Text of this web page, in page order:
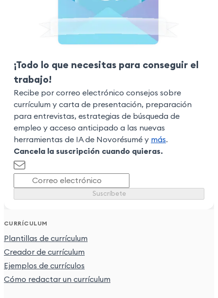
¡Todo lo que necesitas para conseguir el
trabajo!
Recibe por correo electrónico consejos sobre
currículum y carta de presentación, preparación
para entrevistas, estrategias de búsqueda de
empleo y acceso anticipado a las nuevas
herramientas de IA de Novorésumé y más.
Cancela la suscripción cuando quieras.
Suscríbete
CURRÍCULUM
Plantillas de currículum
Creador de currículum
Ejemplos de currículos
Cómo redactar un currículum